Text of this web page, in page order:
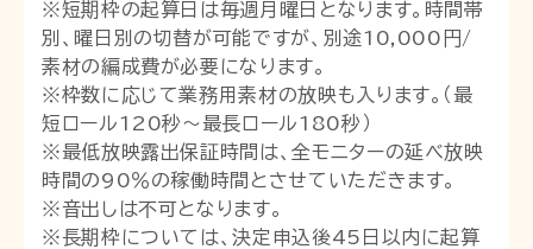
※短期枠の起算日は毎週月曜日となります。時間帯
別、曜日別の切替が可能ですが、別途10,000円/
素材の編成費が必要になります。
※枠数に応じて業務用素材の放映も入ります。（最
短ロール120秒〜最長ロール180秒）
※最低放映露出保証時間は、全モニターの延べ放映
時間の90％の稼働時間とさせていただきます。
※音出しは不可となります。
※長期枠については、決定申込後45日以内に起算